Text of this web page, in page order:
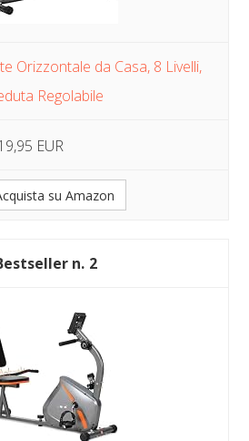
Orizzontale da Casa, 8 Livelli,
Regolabile
EUR
su Amazon
2